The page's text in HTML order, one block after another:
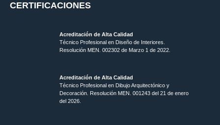
CERTIFICACIONES
Acreditación de Alta Calidad
Técnico Profesional en Diseño de Interiores.
Resolución MEN. 002302 de Marzo 1 de 2022.
Acreditación de Alta Calidad
Técnico Profesional en Dibujo Arquitectónico y
Decoración. Resolución MEN. 001243 del 21 de enero
del 2026.